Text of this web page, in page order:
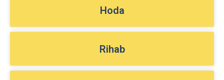
Hoda
Rihab